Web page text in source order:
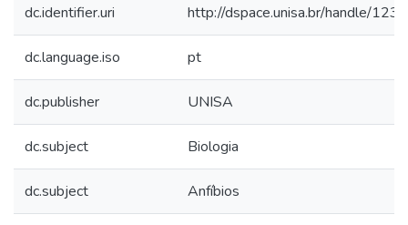
dc.identifier.uri http://dspace.unisa.br/handle/
dc.language.iso pt
dc.publisher UNISA
dc.subject Biologia
dc.subject Anfíbios